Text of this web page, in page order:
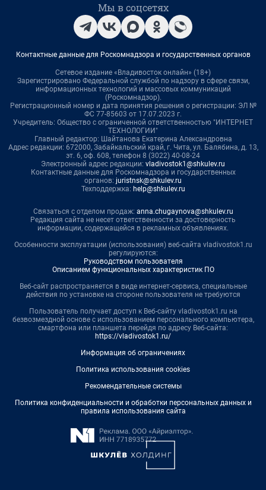
Мы в соцсетях
Контактные данные для Роскомнадзора и государственных органов
Сетевое издание «Владивосток онлайн» (18+)
Зарегистрировано Федеральной службой по надзору в сфере связи,
информационных технологий и массовых коммуникаций
(Роскомнадзор).
Регистрационный номер и дата принятия решения о регистрации: ЭЛ №
ФС 77-85603 от 17.07.2023 г.
Учредитель: Общество с ограниченной ответственностью "ИНТЕРНЕТ
ТЕХНОЛОГИИ"
Главный редактор: Шайтанова Екатерина Александровна
Адрес редакции: 672000, Забайкальский край, г. Чита, ул. Балябина, д. 13,
эт. 6, оф. 608, телефон 8 (3022) 40-08-24
Электронный адрес редакции: vladivostok1@shkulev.ru
Контактные данные для Роскомнадзора и государственных
органов: juristnsk@shkulev.ru
Техподдержка: help@shkulev.ru
Связаться с отделом продаж: anna.chugaynova@shkulev.ru
Редакция сайта не несет ответственности за достоверность
информации, содержащейся в рекламных объявлениях.
Особенности эксплуатации (использования) веб-сайта vladivostok1.ru
регулируются:
Руководством пользователя
Описанием функциональных характеристик ПО
Веб-сайт распространяется в виде интернет-сервиса, специальные
действия по установке на стороне пользователя не требуются
Пользователь получает доступ к Веб-сайту vladivostok1.ru на
безвозмездной основе с использованием персонального компьютера,
смартфона или планшета перейдя по адресу Веб-сайта:
https://vladivostok1.ru/
Информация об ограничениях
Политика использования cookies
Рекомендательные системы
Политика конфиденциальности и обработки персональных данных и
правила использования сайта